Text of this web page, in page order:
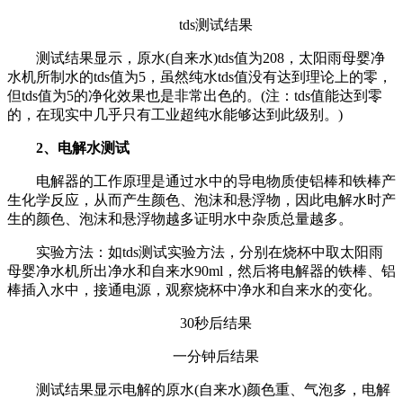
tds测试结果
测试结果显示，原水(自来水)tds值为208，太阳雨母婴净
水机所制水的tds值为5，虽然纯水tds值没有达到理论上的零，
但tds值为5的净化效果也是非常出色的。(注：tds值能达到零
的，在现实中几乎只有工业超纯水能够达到此级别。)
2、电解水测试
电解器的工作原理是通过水中的导电物质使铝棒和铁棒产
生化学反应，从而产生颜色、泡沫和悬浮物，因此电解水时产
生的颜色、泡沫和悬浮物越多证明水中杂质总量越多。
实验方法：如tds测试实验方法，分别在烧杯中取太阳雨
母婴净水机所出净水和自来水90ml，然后将电解器的铁棒、铝
棒插入水中，接通电源，观察烧杯中净水和自来水的变化。
30秒后结果
一分钟后结果
测试结果显示电解的原水(自来水)颜色重、气泡多，电解